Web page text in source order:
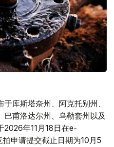
库斯塔奈州、阿克托别州、
甫洛达尔州、乌勒套州以及
2026年11月18日在e-
申请提交截止日期为10月5